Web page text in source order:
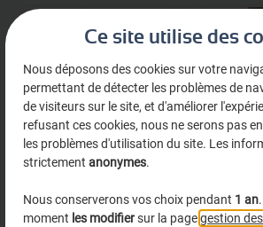
Ce site utilise des
Nous déposons des cookies sur votre
permettant de détecter les problèmes de
de visiteurs sur le site, et d'améliorer
refusant ces cookies, nous ne serons pas
les problèmes d'utilisation du site. Les
strictement anonymes.
Nous conserverons vos choix pendant 1 an
moment les modifiersur la pagegestion